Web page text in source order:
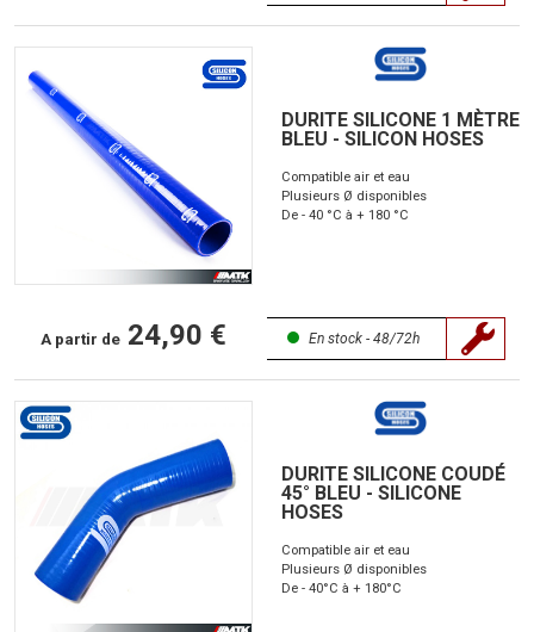
DURITE SILICONE 1 MÈTRE
BLEU - SILICON HOSES
Compatible air et eau
Plusieurs Ø disponibles
De - 40 °C à + 180 °C
A partir de 24,90 € En stock - 48/72h
DURITE SILICONE COUDÉ
45° BLEU - SILICONE
HOSES
Compatible air et eau
Plusieurs Ø disponibles
De - 40°C à + 180°C